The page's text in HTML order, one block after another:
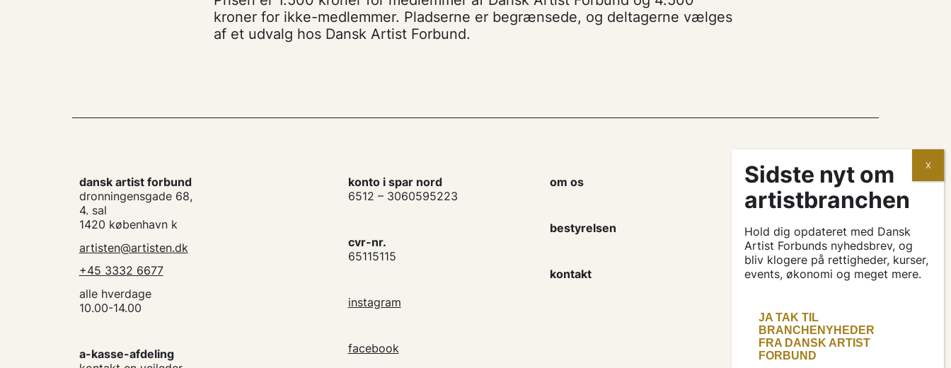
kroner for ikke-medlemmer. Pladserne er begrænsede, og deltagerne vælges
af et udvalg hos Dansk Artist Forbund.
dansk artist forbund
dronningensgade 68,
4. sal
1420 københavn k
artisten@artisten.dk
+45 3332 6677
alle hverdage
10.00-14.00
a-kasse-afdeling
konto i spar nord
6512 – 3060595223
cvr-nr.
65115115
instagram
facebook
om os
bestyrelsen
kontakt
kontrakter og aftaler
søg tilskud
presse & logo
Hold dig opdateret med Dansk
Artist Forbunds nyhedsbrev, og
bliv klogere på rettigheder, kurser,
events, økonomi og meget mere.